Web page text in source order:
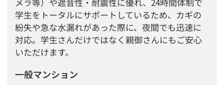
学生をトータルにサポートしているため、カギの
紛失や急な水漏れがあった際に、夜間でも迅速に
対応。学生さんだけではなく親御さんにもご安心
いただけます。
一般マンション